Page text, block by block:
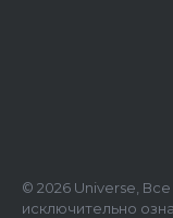
© 2026 Universe,
исключительно